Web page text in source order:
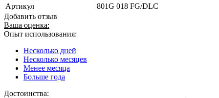
Артикул
801G 018 FG/DLC
Добавить отзыв
Ваша оценка:
Опыт использования:
Несколько дней
Несколько месяцев
Менее месяца
Больше года
Достоинства: